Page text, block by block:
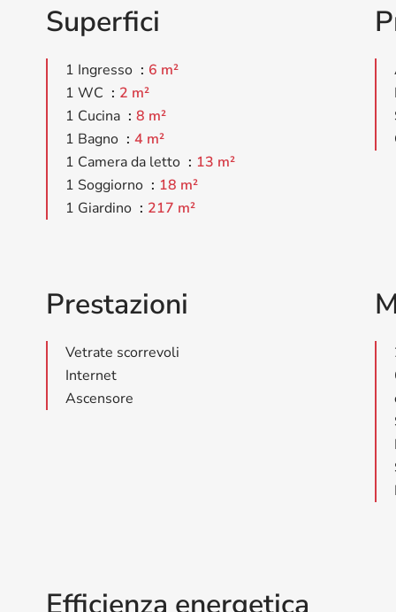
Superfici
1 Ingresso
6 m²
1 WC
2 m²
1 Cucina
8 m²
1 Bagno
4 m²
1 Camera da letto
13 m²
1 Soggiorno
18 m²
1 Giardino
217 m²
Prestazioni
Vetrate scorrevoli
Internet
Ascensore